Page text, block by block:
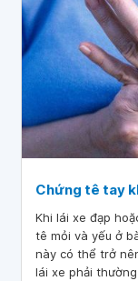
Chứng tê tay
Khi lái xe đạp
tê mỏi và yếu ở
này có thể trở
lái xe phải